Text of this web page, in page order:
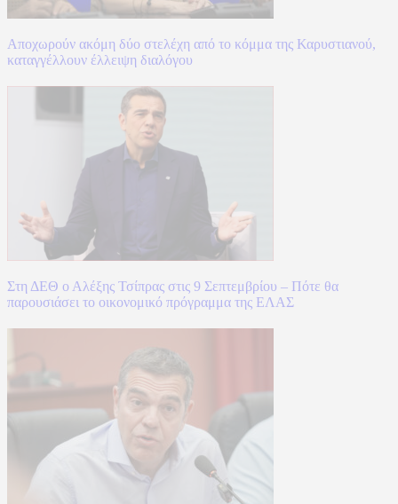
Αποχωρούν ακόμη δύο στελέχη από το κόμμα της Καρυστιανού,
καταγγέλλουν έλλειψη διαλόγου
Στη ΔΕΘ ο Αλέξης Τσίπρας στις 9 Σεπτεμβρίου – Πότε θα
παρουσιάσει το οικονομικό πρόγραμμα της ΕΛΑΣ